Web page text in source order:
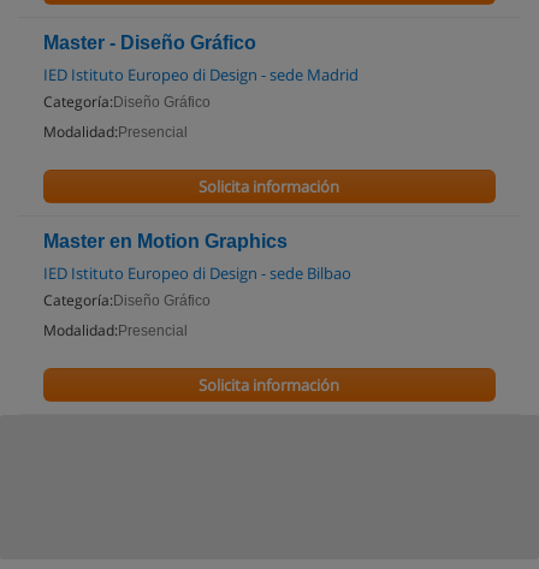
Master - Diseño Gráfico
IED Istituto Europeo di Design - sede Madrid
Categoría: Diseño Gráfico
Modalidad: Presencial
Solicita información
Master en Motion Graphics
IED Istituto Europeo di Design - sede Bilbao
Categoría: Diseño Gráfico
Modalidad: Presencial
Solicita información